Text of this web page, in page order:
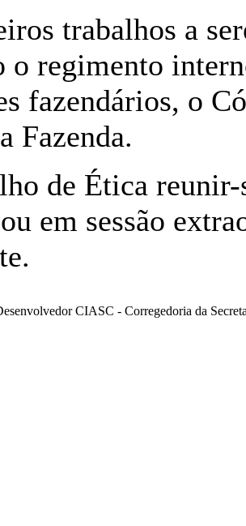
trabalhos a
o regimento
fazendários, o
Fazenda.
de Ética
em sessão
CIASC - Corregedoria da